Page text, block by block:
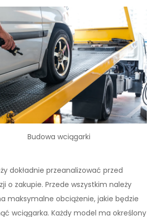
Budowa wciągarki
dokładnie przeanalizować przed
o zakupie. Przede wszystkim należy
maksymalne obciążenie, jakie będzie
wciągarka. Każdy model ma określony